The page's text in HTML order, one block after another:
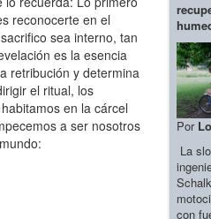
reconocerte en el
sea interno, tan
es la esencia
retribución y determina
el ritual, los
en la cárcel
a ser nosotros
Por
La
con